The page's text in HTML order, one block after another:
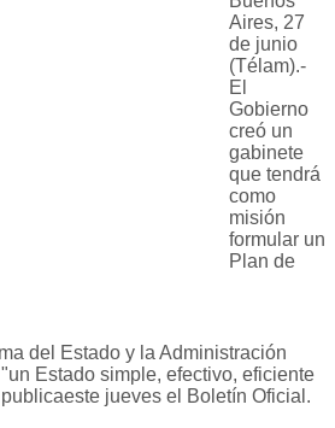
Aires, 27
de junio
(Télam).-
El
Gobierno
creó un
gabinete
que tendrá
como
misión
formular un
Plan de
del Estado y la Administración
Estado simple, efectivo, eficiente
jueves el Boletín Oficial.